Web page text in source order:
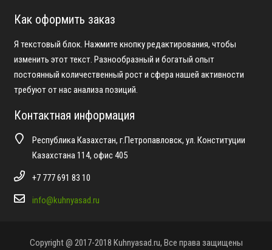
Как оформить заказ
Я текстовый блок. Нажмите кнопку редактирования, чтобы
изменить этот текст. Разнообразный и богатый опыт
постоянный количественный рост и сфера нашей активности
требуют от нас анализа позиций.
Контактная информация
Республика Казахстан, г.Петропавловск, ул. Конституции
Казахстана 114, офис 405
+7 777 691 83 10
info@kuhnyasad.ru
Copyright @ 2017-2018 Kuhnyasad.ru, Все права защищены